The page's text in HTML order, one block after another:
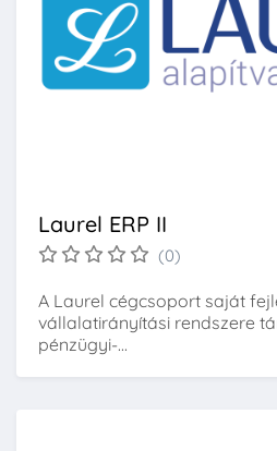
Laurel ERP II
(0)
A Laurel cégcsoport saját
vállalatirányítási rendszere
pénzügyi-...